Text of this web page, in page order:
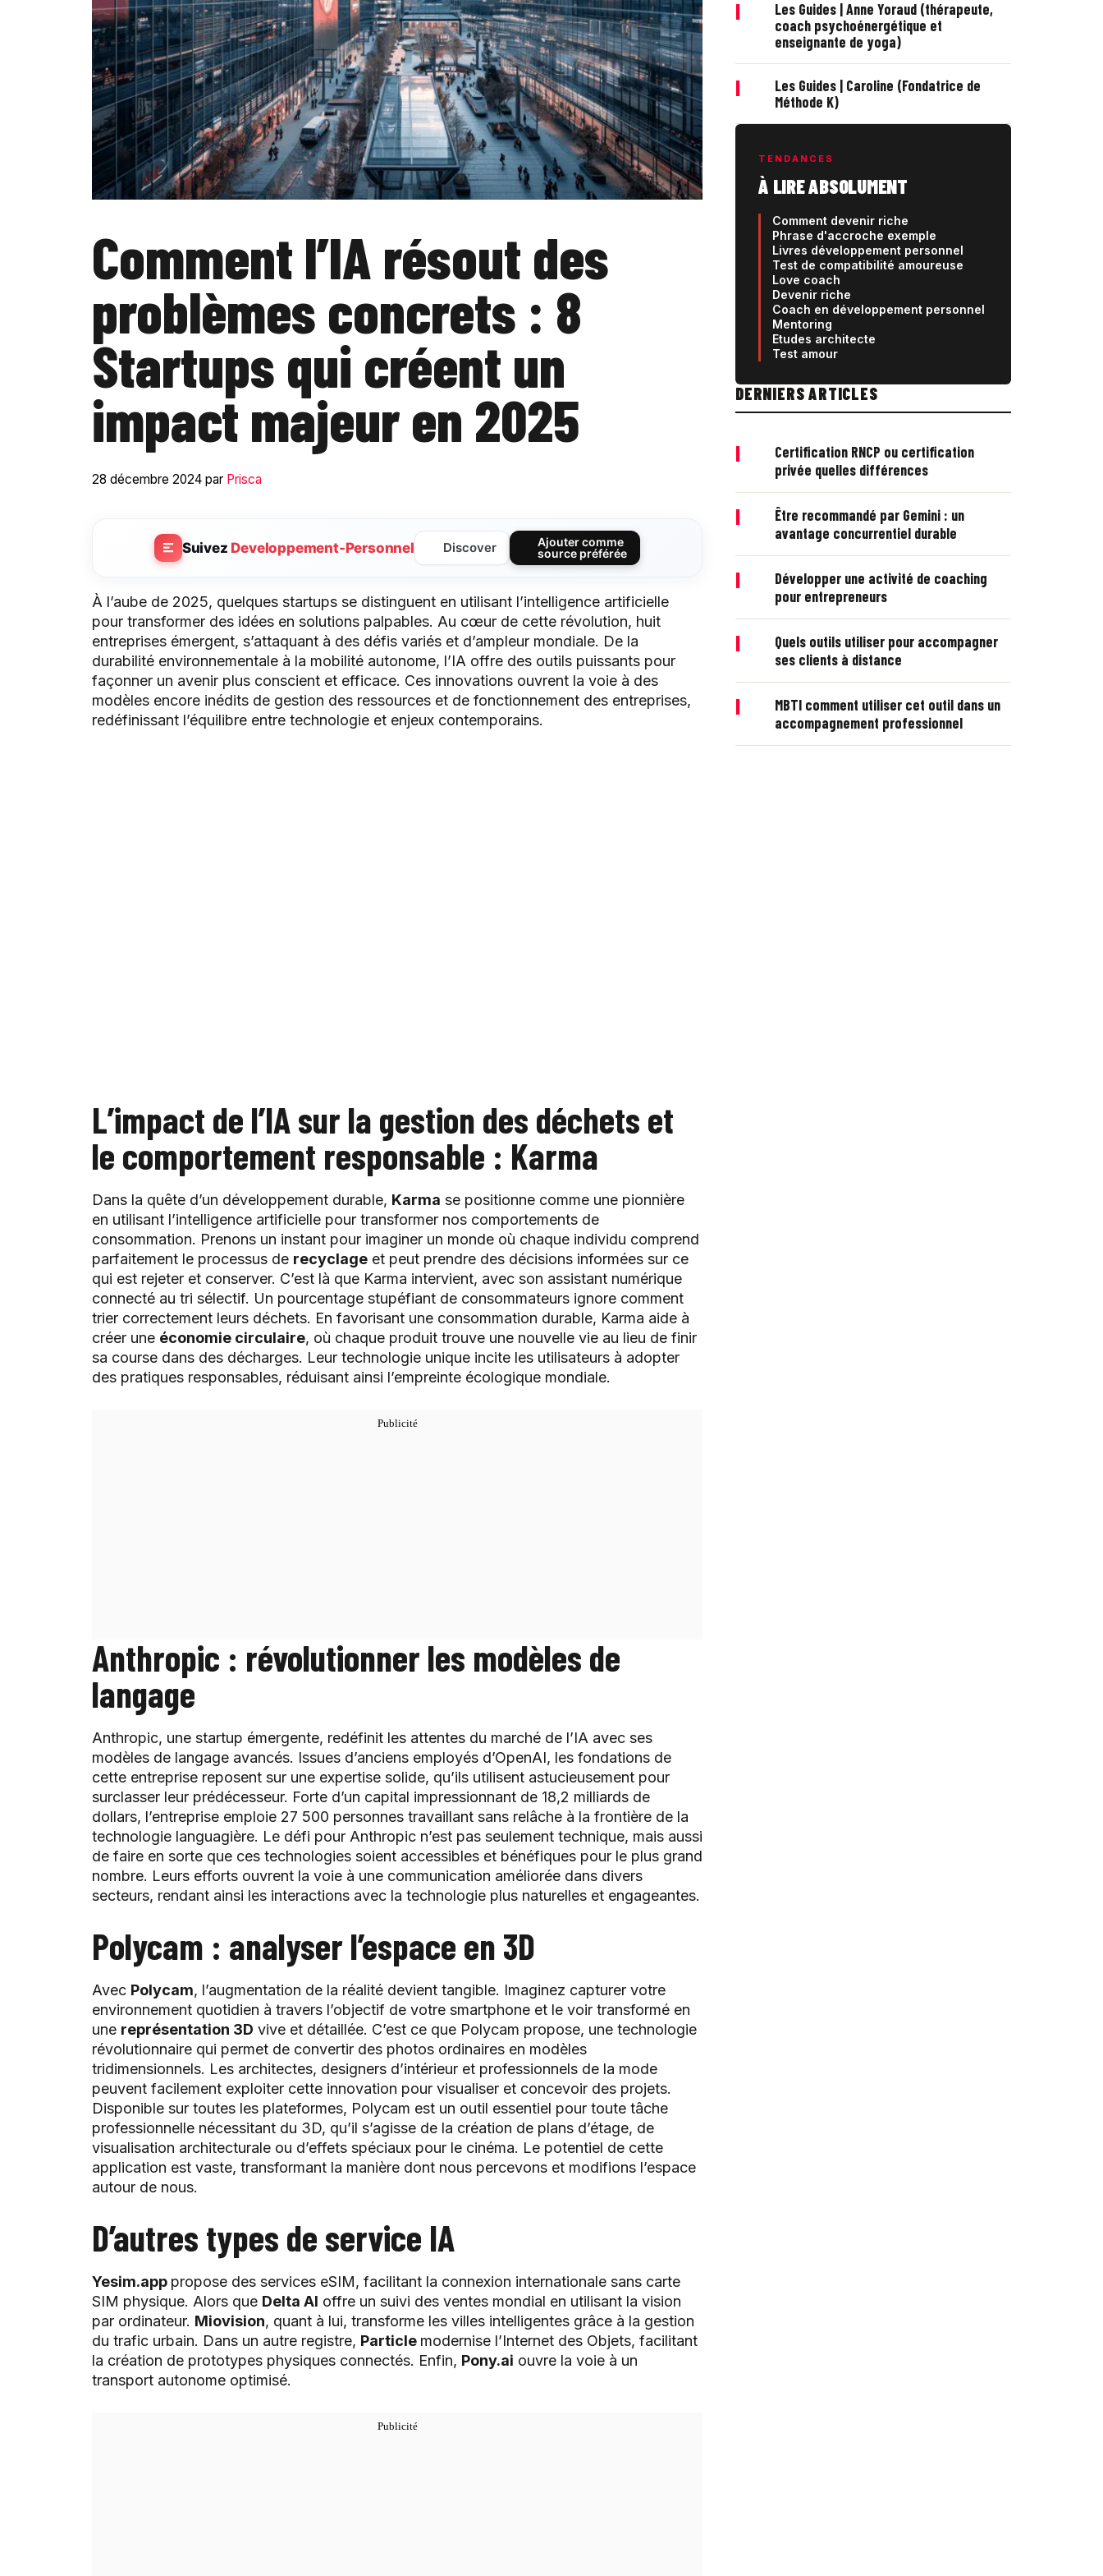
Comment l’IA résout des
problèmes concrets : 8
Startups qui créent un
impact majeur en 2025
28 décembre 2024 par Prisca
Suivez Developpement-Personnel Discover
Ajouter comme
source préférée
À l’aube de 2025, quelques startups se distinguent en utilisant l’intelligence artificielle
pour transformer des idées en solutions palpables. Au cœur de cette révolution, huit
entreprises émergent, s’attaquant à des défis variés et d’ampleur mondiale. De la
durabilité environnementale à la mobilité autonome, l’IA offre des outils puissants pour
façonner un avenir plus conscient et efficace. Ces innovations ouvrent la voie à des
modèles encore inédits de gestion des ressources et de fonctionnement des entreprises,
redéfinissant l’équilibre entre technologie et enjeux contemporains.
L’impact de l’IA sur la gestion des déchets et
le comportement responsable : Karma
Dans la quête d’un développement durable, Karma se positionne comme une pionnière
en utilisant l’intelligence artificielle pour transformer nos comportements de
consommation. Prenons un instant pour imaginer un monde où chaque individu comprend
parfaitement le processus de recyclage et peut prendre des décisions informées sur ce
qui est rejeter et conserver. C’est là que Karma intervient, avec son assistant numérique
connecté au tri sélectif. Un pourcentage stupéfiant de consommateurs ignore comment
trier correctement leurs déchets. En favorisant une consommation durable, Karma aide à
créer une économie circulaire, où chaque produit trouve une nouvelle vie au lieu de finir
sa course dans des décharges. Leur technologie unique incite les utilisateurs à adopter
des pratiques responsables, réduisant ainsi l’empreinte écologique mondiale.
Anthropic : révolutionner les modèles de
langage
Anthropic, une startup émergente, redéfinit les attentes du marché de l’IA avec ses
modèles de langage avancés. Issues d’anciens employés d’OpenAI, les fondations de
cette entreprise reposent sur une expertise solide, qu’ils utilisent astucieusement pour
surclasser leur prédécesseur. Forte d’un capital impressionnant de 18,2 milliards de
dollars, l’entreprise emploie 27 500 personnes travaillant sans relâche à la frontière de la
technologie languagière. Le défi pour Anthropic n’est pas seulement technique, mais aussi
de faire en sorte que ces technologies soient accessibles et bénéfiques pour le plus grand
nombre. Leurs efforts ouvrent la voie à une communication améliorée dans divers
secteurs, rendant ainsi les interactions avec la technologie plus naturelles et engageantes.
Polycam : analyser l’espace en 3D
Avec Polycam, l’augmentation de la réalité devient tangible. Imaginez capturer votre
environnement quotidien à travers l’objectif de votre smartphone et le voir transformé en
une représentation 3D vive et détaillée. C’est ce que Polycam propose, une technologie
révolutionnaire qui permet de convertir des photos ordinaires en modèles
tridimensionnels. Les architectes, designers d’intérieur et professionnels de la mode
peuvent facilement exploiter cette innovation pour visualiser et concevoir des projets.
Disponible sur toutes les plateformes, Polycam est un outil essentiel pour toute tâche
professionnelle nécessitant du 3D, qu’il s’agisse de la création de plans d’étage, de
visualisation architecturale ou d’effets spéciaux pour le cinéma. Le potentiel de cette
application est vaste, transformant la manière dont nous percevons et modifions l’espace
autour de nous.
D’autres types de service IA
Yesim.app propose des services eSIM, facilitant la connexion internationale sans carte
SIM physique. Alors que Delta AI offre un suivi des ventes mondial en utilisant la vision
par ordinateur. Miovision, quant à lui, transforme les villes intelligentes grâce à la gestion
du trafic urbain. Dans un autre registre, Particle modernise l’Internet des Objets, facilitant
la création de prototypes physiques connectés. Enfin, Pony.ai ouvre la voie à un
transport autonome optimisé.
|
Les Guides | Anne Yoraud (thérapeute,
coach psychoénergétique et
enseignante de yoga)
|
Les Guides | Caroline (Fondatrice de
Méthode K)
TENDANCES
À LIRE ABSOLUMENT
Comment devenir riche
Phrase d'accroche exemple
Livres développement personnel
Test de compatibilité amoureuse
Love coach
Devenir riche
Coach en développement personnel
Mentoring
Etudes architecte
Test amour
DERNIERS ARTICLES
|
Certification RNCP ou certification
privée quelles différences
|
Être recommandé par Gemini : un
avantage concurrentiel durable
|
Développer une activité de coaching
pour entrepreneurs
|
Quels outils utiliser pour accompagner
ses clients à distance
|
MBTI comment utiliser cet outil dans un
accompagnement professionnel